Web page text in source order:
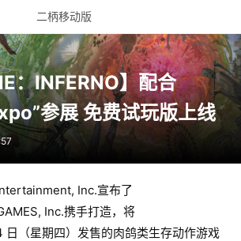
二柄移动版
：INFERNO】配合
参展 免费试玩版上线
Inc.宣布了
Inc.携手打造，将
日（星期四）发售的肉鸽类生存动作游戏